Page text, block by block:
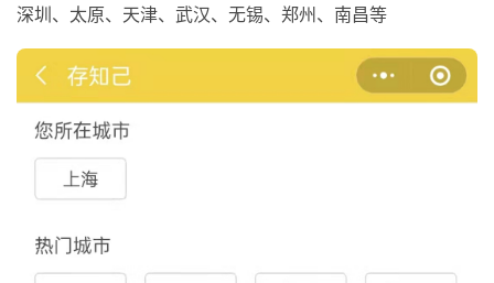
深圳、太原、天津、武汉、无锡、郑州、南昌等